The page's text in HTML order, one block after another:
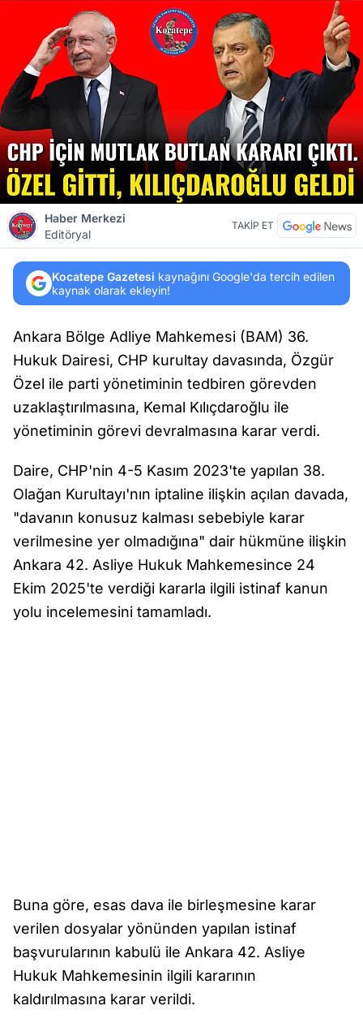
Haber Merkezi
Editöryal
TAKİP ET
Kocatepe Gazetesi kaynağını Google'da tercih edilen
kaynak olarak ekleyin!
Ankara Bölge Adliye Mahkemesi (BAM) 36.
Hukuk Dairesi, CHP kurultay davasında, Özgür
Özel ile parti yönetiminin tedbiren görevden
uzaklaştırılmasına, Kemal Kılıçdaroğlu ile
yönetiminin görevi devralmasına karar verdi.
Daire, CHP'nin 4-5 Kasım 2023'te yapılan 38.
Olağan Kurultayı'nın iptaline ilişkin açılan davada,
"davanın konusuz kalması sebebiyle karar
verilmesine yer olmadığına" dair hükmüne ilişkin
Ankara 42. Asliye Hukuk Mahkemesince 24
Ekim 2025'te verdiği kararla ilgili istinaf kanun
yolu incelemesini tamamladı.
Buna göre, esas dava ile birleşmesine karar
verilen dosyalar yönünden yapılan istinaf
başvurularının kabulü ile Ankara 42. Asliye
Hukuk Mahkemesinin ilgili kararının
kaldırılmasına karar verildi.